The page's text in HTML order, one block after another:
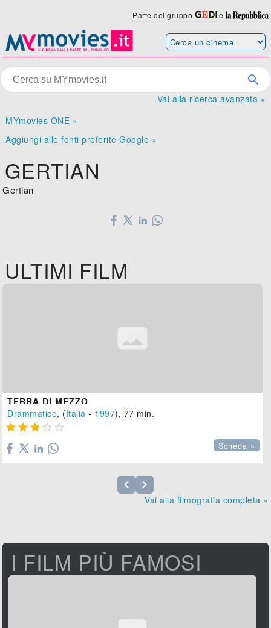
Parte del gruppo e
Vai alla ricerca avanzata »
MYmovies ONE »
Aggiungi alle fonti preferite Google »
GERTIAN
Gertian
ULTIMI FILM
TERRA DI MEZZO
Drammatico, (Italia - 1997), 77 min.
    
Scheda »
Vai alla filmografia completa »
I FILM PIÙ FAMOSI